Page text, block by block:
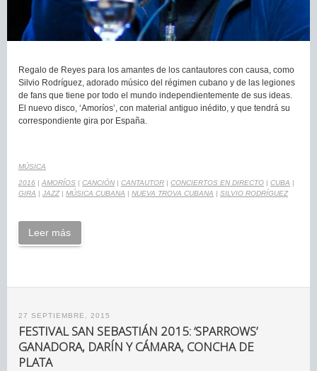
Regalo de Reyes para los amantes de los cantautores con causa, como
Silvio Rodríguez, adorado músico del régimen cubano y de las legiones
de fans que tiene por todo el mundo independientemente de sus ideas.
El nuevo disco, ‘Amoríos’, con material antiguo inédito, y que tendrá su
correspondiente gira por España.
MÚSICA
2016 | AMORÍOS | CANCIÓN | CANTAUTOR | CONCIERTOS EN DIRECTO | CUBA |
GIRA | JAZZ| MÚSICA CUBANA | NUEVA TROVA CUBANA | SILVIO RODRÍGUEZ
Leer más
27 SEPTIEMBRE, 2015
FESTIVAL SAN SEBASTIÁN 2015: ‘SPARROWS’
GANADORA, DARÍN Y CÁMARA, CONCHA DE
PLATA